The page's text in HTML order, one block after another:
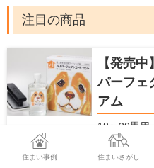
注目の商品
【発売
パーフェ
アム
18〜20畳用
ファイバー
コーティン
住まい事例 住まいさがし